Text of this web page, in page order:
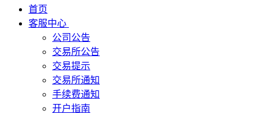
首页
客服中心
公司公告
交易所公告
交易提示
交易所通知
手续费通知
开户指南